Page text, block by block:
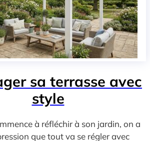
sa terrasse avec
style
à réfléchir à son jardin, on a
que tout va se régler avec